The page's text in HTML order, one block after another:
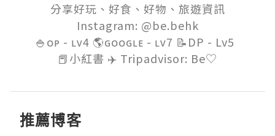
分享好玩、好食、好物、旅遊資訊
Instagram: @be.behk
🍚ᴏᴘ - ʟᴠ4 🌎ɢᴏᴏɢʟᴇ - ʟᴠ7 📝DP - Lv5
推薦博客